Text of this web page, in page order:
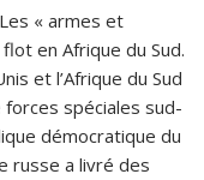
Les « armes et
en Afrique du Sud.
et l’Afrique du Sud
spéciales sud-
démocratique du
russe a livré des